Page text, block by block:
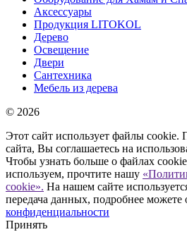
Аксессуары
Продукция LITOKOL
Дерево
Освещение
Двери
Сантехника
Мебель из дерева
© 2026
Этот сайт использует файлы cookie.
сайта, Вы соглашаетесь на
Чтобы узнать больше о файлах
используем, прочтите нашу
cookie». На нашем сайте
передача данных, подробнее можете
конфиденциальности
Принять